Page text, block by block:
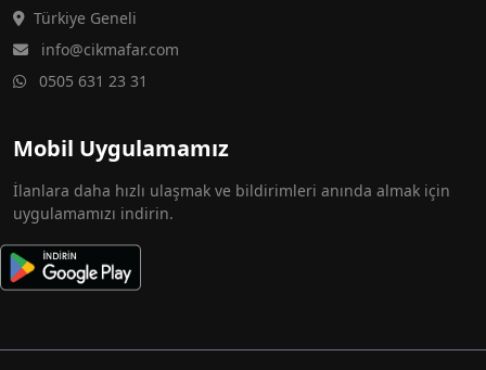
Türkiye Geneli
info@cikmafar.com
0505 631 23 31
Mobil Uygulamamız
İlanlara daha hızlı ulaşmak ve bildirimleri anında almak için
uygulamamızı indirin.